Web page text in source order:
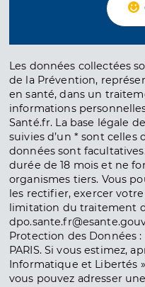
Les données collectées
de la Prévention,
en santé, dans un
informations
Santé.fr. La base légale
suivies d’un * sont
données sont
durée de 18 mois et ne
organismes tiers. Vous
les rectifier, exercer
limitation du traitement
Protection des Données :
PARIS. Si vous estimez,
Informatique et Libertés
vous pouvez adresser